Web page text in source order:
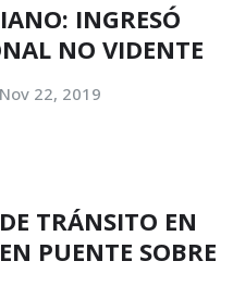
INGRESÓ
NO VIDENTE
Nov 22, 2019
TRÁNSITO EN
PUENTE SOBRE